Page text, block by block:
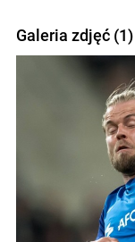
81
80
79
78
Galeria zdjęć (1)